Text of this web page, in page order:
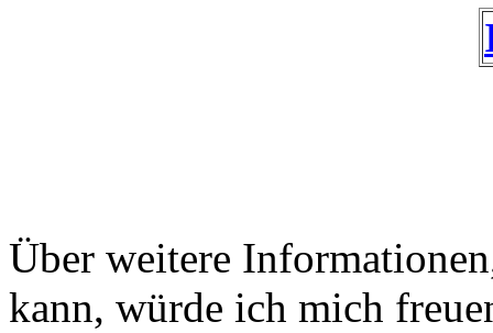
Über weitere
kann, würde ich mich